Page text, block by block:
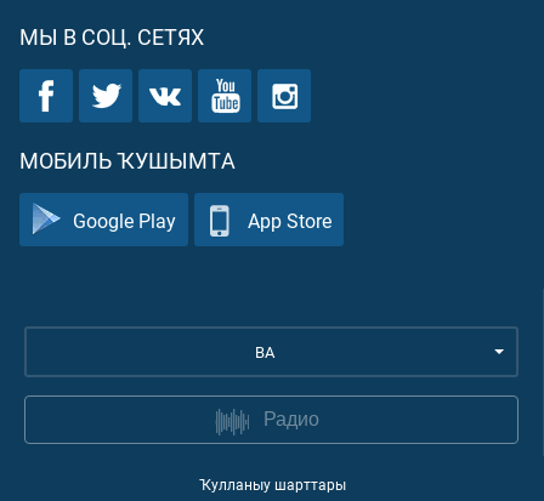
МЫ В СОЦ. СЕТЯХ
МОБИЛЬ ҠУШЫМТА
Google Play App Store
BA
Радио
Ҡулланыу шарттары